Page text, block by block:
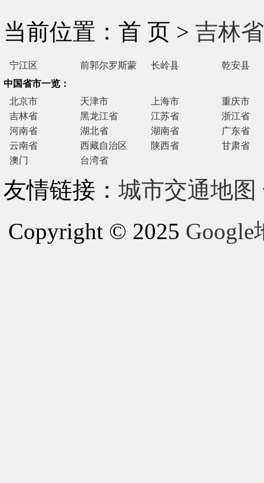
当前位置：首 页 > 吉林
宁江区
前郭尔罗斯蒙
长岭县
乾安县
中国省市一览：
北京市
天津市 上海市
重庆市
吉林省
黑龙江省 江苏省
浙江省
河南省
湖北省 湖南省
广东省
云南省
西藏自治区 陕西省
甘肃省
澳门
台湾省
友情链接： 城市交通地图
Copyright © 2025 Google